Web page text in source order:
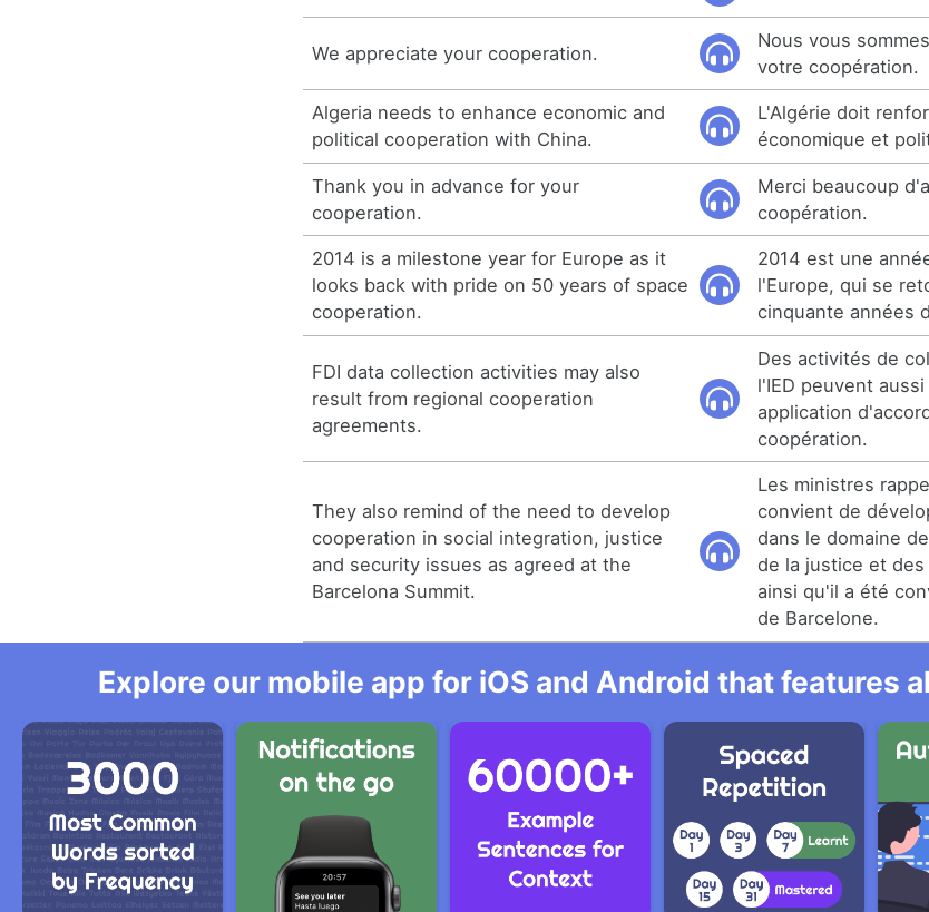
We appreciate your cooperation.
Nous vous
votre coopération.
Algeria needs to enhance economic and
political cooperation with China.
L'Algérie doit
économique et
Thank you in advance for your
cooperation.
Merci beaucoup
coopération.
2014 is a milestone year for Europe as it
looks back with pride on 50 years of space
cooperation.
2014 est une
l'Europe, qui se
cinquante années
FDI data collection activities may also
result from regional cooperation
agreements.
Des activités de
l'IED peuvent
application
coopération.
They also remind of the need to develop
cooperation in social integration, justice
and security issues as agreed at the
Barcelona Summit.
Les ministres
convient de
dans le domaine
de la justice et
ainsi qu'il a été
de Barcelone.
Explore our mobile app for iOS and Android that features